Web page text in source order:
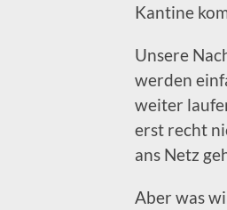
Kantine
Unsere
werden
weiter
erst recht
ans Netz
Aber was